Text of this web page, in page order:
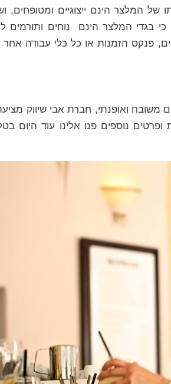
של המלצר הינם ייצוגיים ומטופחים,
בגדי המלצר הינם נוחים ותורמים
פנקס הזמנות או כל כלי עבודה אחר
ואופנתי, חברת אבי שיווק
נוספים פנו אלינו עוד היום